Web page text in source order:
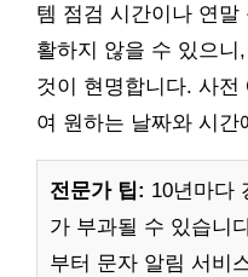
템 점검 시간이나 연말
활하지 않을 수 있으
것이 현명합니다. 사
여 원하는 날짜와 시간
전문가 팁: 10년마다
가 부과될 수 있습니
부터 문자 알림 서비